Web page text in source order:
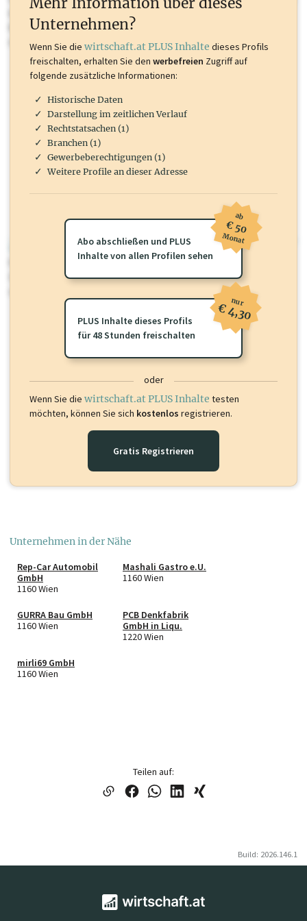
Marken, Patente, Rechtstatsachen, OTS-Aussendungen, und viele
mehr.
wirtschaft.at PLUS
Für dieses Profil gibt es zusätzlichewirtschaft.at PLUS Inhalte
Sie momentan nicht einsehen können. Schalten Sie dieses Profil frei
oder loggen Sie sich ein um diese Inhalte zu sehen.
Unternehmen?
Wenn Sie die wirtschaft.at PLUS Inhalte dieses Profils
freischalten, erhalten Sie den werbefreien Zugriff auf
folgende zusätzliche Informationen:
Historische Daten
Darstellung im zeitlichen Verlauf
Rechtstatsachen (1)
Branchen (1)
Gewerbeberechtigungen (1)
Weitere Profile an dieser Adresse
Abo abschließen und PLUS
Inhalte von allen Profilen sehen
ab
€ 50
Monat
PLUS Inhalte dieses Profils
für 48 Stunden freischalten
nur
€ 4,30
oder
Wenn Sie die wirtschaft.at PLUS Inhalte testen
möchten, können Sie sich kostenlos registrieren.
Gratis Registrieren
Unternehmen in der Nähe
Rep-Car Automobil
GmbH
1160 Wien
Mashali Gastro e.U.
1160 Wien
GURRA Bau GmbH
1160 Wien
PCB Denkfabrik
GmbH in Liqu.
1220 Wien
mirli69 GmbH
1160 Wien
Teilen auf:
Build: 2026.146.1